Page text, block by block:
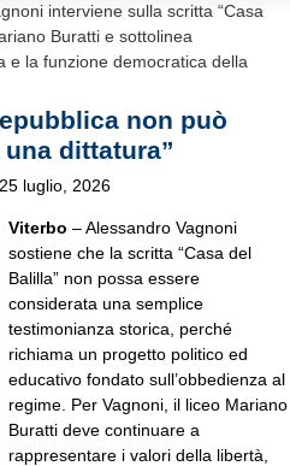
interviene sulla scritta “Casa
Buratti e sottolinea
e la funzione democratica della
non può
dittatura”
25 luglio, 2026
Viterbo – Alessandro Vagnoni
sostiene che la scritta “Casa del
Balilla” non possa essere
considerata una semplice
testimonianza storica, perché
richiama un progetto politico ed
educativo fondato sull’obbedienza al
regime. Per Vagnoni, il liceo Mariano
Buratti deve continuare a
rappresentare i valori della libertà,